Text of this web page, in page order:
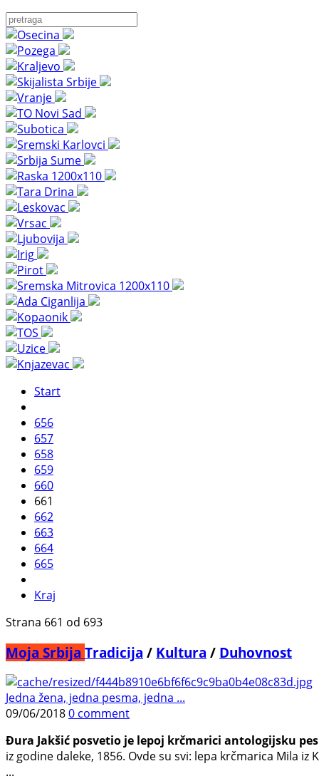
Start
656
657
658
659
660
661
662
663
664
665
Kraj
Strana 661 od 693
Moja Srbija Tradicija / Kultura / Duhovnost
Jedna žena, jedna pesma, jedna ...
09/06/20180 comment
Đura Jakšić posvetio je lepoj krčmarici antologijsku
iz godine daleke, 1856. Ovde su svi: lepa krčmarica Mila
...